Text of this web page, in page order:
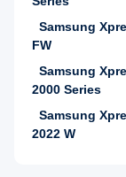
Samsung
FW
Samsung
2000 Series
Samsung
2022 W